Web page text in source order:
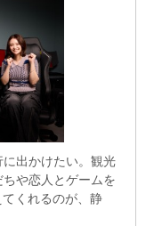
出かけたい。観光
や恋人とゲームを
くれるのが、静